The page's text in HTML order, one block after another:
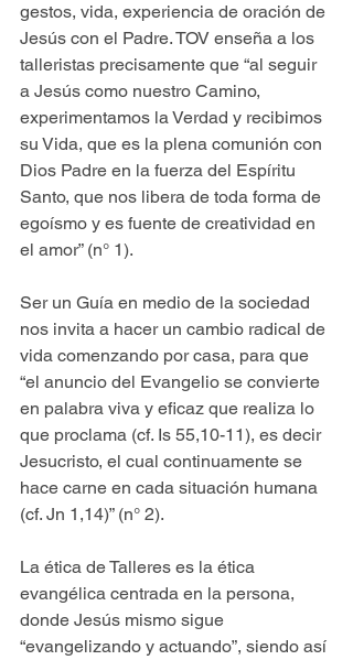
gestos, vida, experiencia de oración de
Jesús con el Padre. TOV enseña a los
talleristas precisamente que “al seguir
a Jesús como nuestro Camino,
experimentamos la Verdad y recibimos
su Vida, que es la plena comunión con
Dios Padre en la fuerza del Espíritu
Santo, que nos libera de toda forma de
egoísmo y es fuente de creatividad en
el amor” (n° 1).
Ser un Guía en medio de la sociedad
nos invita a hacer un cambio radical de
vida comenzando por casa, para que
“el anuncio del Evangelio se convierte
en palabra viva y eficaz que realiza lo
que proclama (cf. Is 55,10-11), es decir
Jesucristo, el cual continuamente se
hace carne en cada situación humana
(cf. Jn 1,14)” (n° 2).
La ética de Talleres es la ética
evangélica centrada en la persona,
donde Jesús mismo sigue
“evangelizando y actuando”, siendo así